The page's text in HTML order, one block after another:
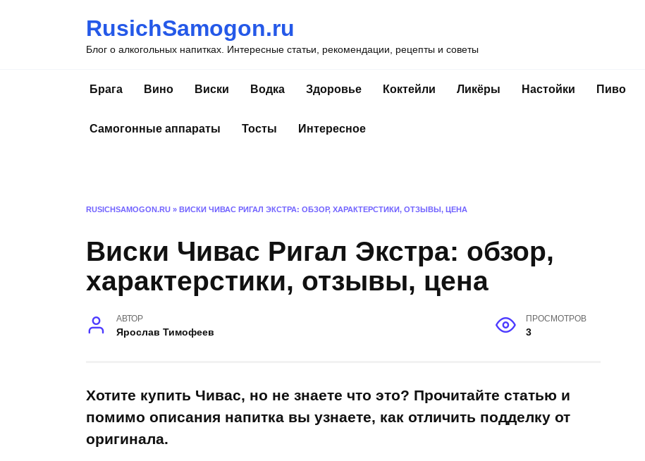
RusichSamogon.ru
Блог о алкогольных напитках. Интересные статьи, рекомендации, рецепты и советы
Брага Вино Виски Водка Здоровье Коктейли Ликёры Настойки Пиво
Самогонные аппараты Тосты Интересное
RUSICHSAMOGON.RU » ВИСКИ ЧИВАС РИГАЛ ЭКСТРА: ОБЗОР, ХАРАКТЕРСТИКИ, ОТЗЫВЫ, ЦЕНА
Виски Чивас Ригал Экстра: обзор,
характерстики, отзывы, цена
АВТОР
Ярослав Тимофеев
ПРОСМОТРОВ
3
Хотите купить Чивас, но не знаете что это? Прочитайте статью и
помимо описания напитка вы узнаете, как отличить подделку от
оригинала.